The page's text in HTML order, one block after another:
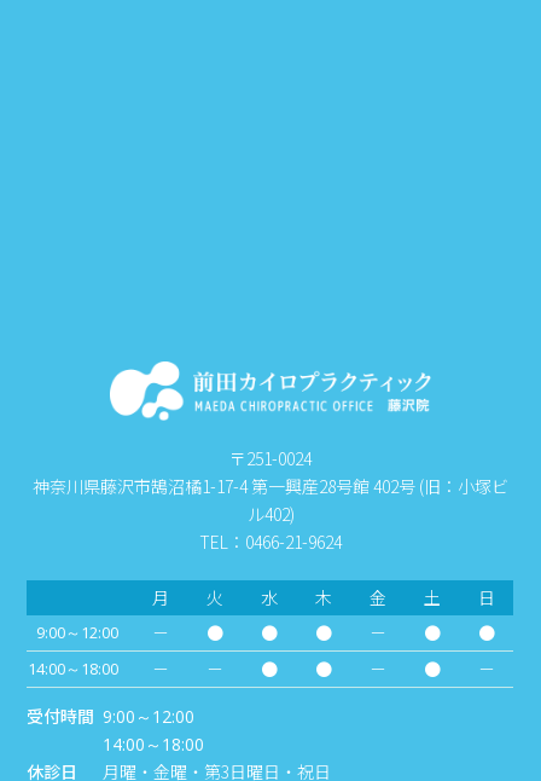
〒251-0024
神奈川県藤沢市鵠沼橘1-17-4 第一興産28号館 402号 (旧：小塚ビ
ル402)
TEL：0466-21-9624
月 火 水 木 金 土 日
9:00～12:00 － ● ● ● － ● ●
14:00～18:00 － － ● ● － ●
－
受付時間 9:00～12:00
14:00～18:00
休診日 月曜・金曜・第3日曜日・祝日